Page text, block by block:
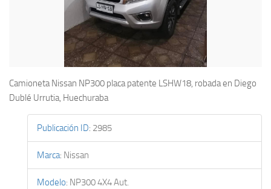
Camioneta Nissan NP300 placa patente LSHW18, robada en Diego
Dublé Urrutia, Huechuraba
Publicación ID: 2985
Marca: Nissan
Modelo: NP300 4X4 Aut.